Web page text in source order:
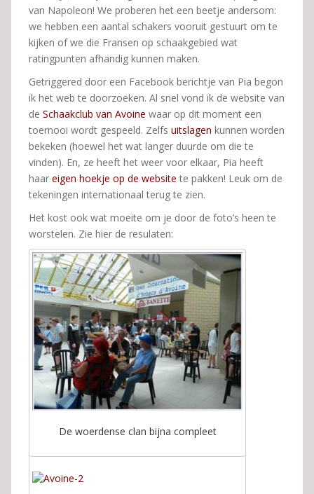
van Napoleon! We proberen het een beetje andersom:
we hebben een aantal schakers vooruit gestuurt om te
kijken of we die Fransen op schaakgebied wat
ratingpunten afhandig kunnen maken.
Getriggered door een Facebook berichtje van Pia begon
ik het web te doorzoeken. Al snel vond ik de website van
de Schaakclub van Avoine waar op dit moment een
toernooi wordt gespeeld. Zelfs uitslagen kunnen worden
bekeken (hoewel het wat langer duurde om die te
vinden). En, ze heeft het weer voor elkaar, Pia heeft
haar eigen hoekje op de website te pakken! Leuk om de
tekeningen internationaal terug te zien.
Het kost ook wat moeite om je door de foto’s heen te
worstelen. Zie hier de resulaten:
De woerdense clan bijna compleet